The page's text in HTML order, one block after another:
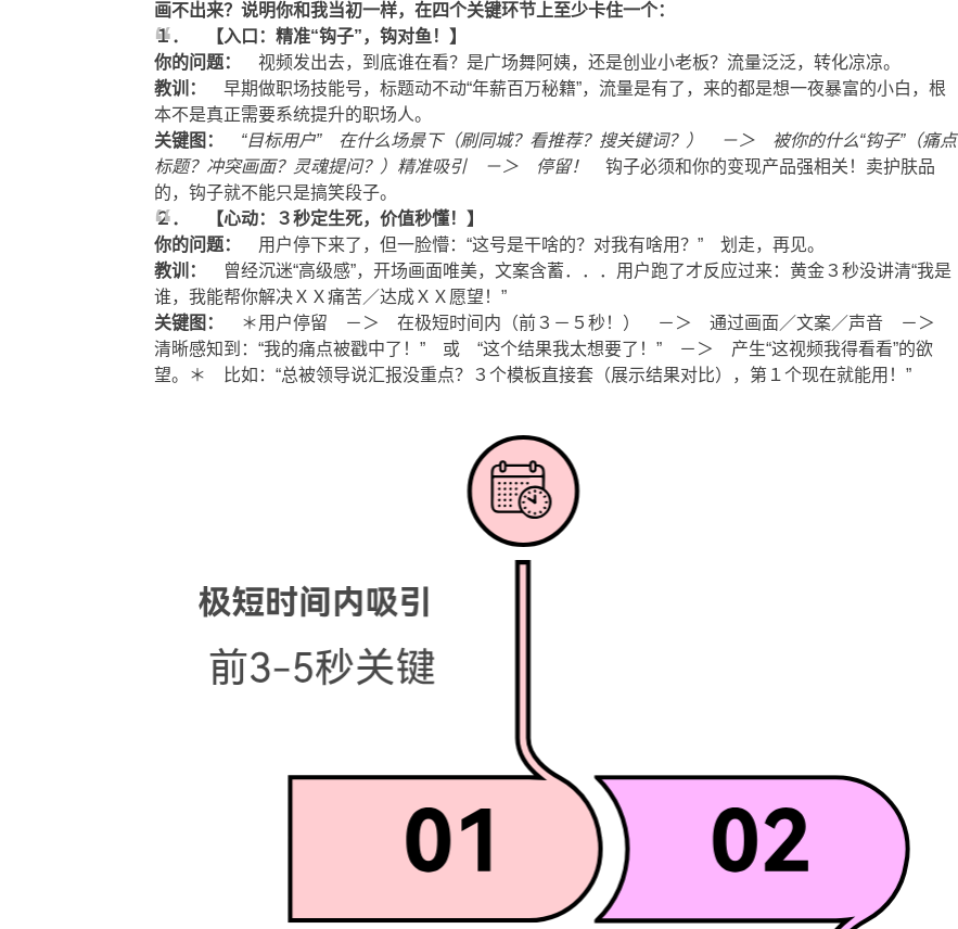
画不出来？说明你和我当初一样，在四个关键环节上至少卡住一个：
１． 【入口：精准“钩子”，钩对鱼！】
你的问题：
视频发出去，到底谁在看？是广场舞阿姨，还是创业小老板？流量泛泛，转化凉凉。
教训：
早期做职场技能号，标题动不动“年薪百万秘籍”，流量是有了，来的都是想一夜暴富的小白，根
本不是真正需要系统提升的职场人。
关键图：
“目标用户” 在什么场景下（刷同城？看推荐？搜关键词？） －＞ 被你的什么“钩子”（痛点
标题？冲突画面？灵魂提问？）精准吸引 －＞ 停留！
钩子必须和你的变现产品强相关！卖护肤品
的，钩子就不能只是搞笑段子。
２． 【心动：３秒定生死，价值秒懂！】
你的问题：
用户停下来了，但一脸懵：“这号是干啥的？对我有啥用？” 划走，再见。
教训：
曾经沉迷“高级感”，开场画面唯美，文案含蓄．．．用户跑了才反应过来：黄金３秒没讲清“我是
谁，我能帮你解决ＸＸ痛苦／达成ＸＸ愿望！”
关键图：
＊用户停留 －＞ 在极短时间内（前３－５秒！） －＞ 通过画面／文案／声音 －＞
清晰感知到：“我的痛点被戳中了！” 或 “这个结果我太想要了！” －＞ 产生“这视频我得看看”的欲
望。＊ 比如：“总被领导说汇报没重点？３个模板直接套（展示结果对比），第１个现在就能用！”